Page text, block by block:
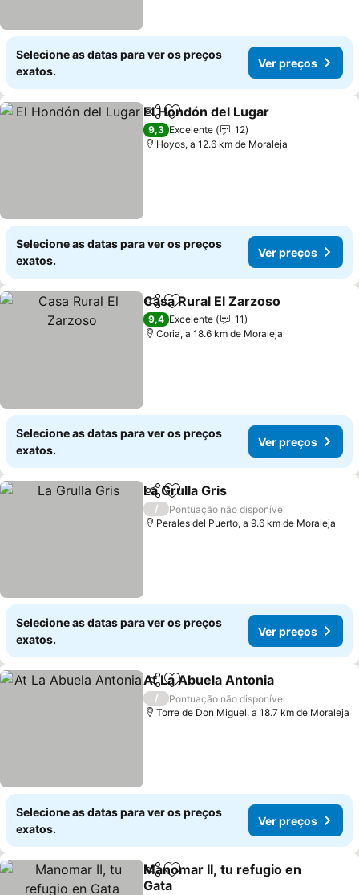
Selecione as datas para ver os preços
exatos.
Ver preços
PartilharAdicionar aos favoritos
El Hondón del Lugar
9,3 Excelente
12
Hoyos, a 12.6 km de Moraleja
Selecione as datas para ver os preços
exatos.
Ver preços
PartilharAdicionar aos favoritos
Casa Rural El Zarzoso
9,4 Excelente
11
Coria, a 18.6 km de Moraleja
Selecione as datas para ver os preços
exatos.
Ver preços
PartilharAdicionar aos favoritos
La Grulla Gris
/
Pontuação não disponível
Perales del Puerto, a 9.6 km de Moraleja
Selecione as datas para ver os preços
exatos.
Ver preços
PartilharAdicionar aos favoritos
At La Abuela Antonia
/
Pontuação não disponível
Torre de Don Miguel, a 18.7 km de Moraleja
Selecione as datas para ver os preços
exatos.
Ver preços
PartilharAdicionar aos favoritos
Manomar II, tu refugio en
Gata